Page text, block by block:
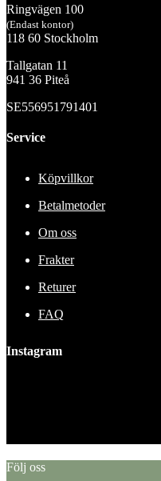
Ringvägen 100
(Endast kontor)
118 60 Stockholm
Tallgatan 11
941 36 Piteå
SE556951791401
Service
Köpvillkor
Betalmetoder
Om oss
Frakter
Returer
FAQ
Instagram
Följ oss